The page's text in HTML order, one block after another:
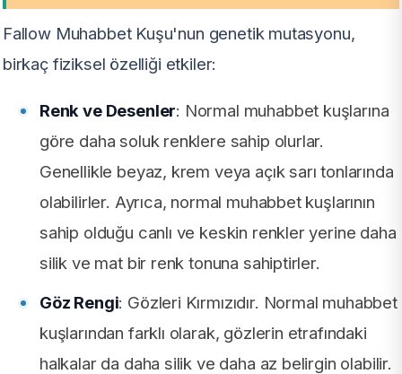
Fallow Muhabbet Kuşu'nun genetik mutasyonu,
birkaç fiziksel özelliği etkiler:
Renk ve Desenler: Normal muhabbet kuşlarına
göre daha soluk renklere sahip olurlar.
Genellikle beyaz, krem veya açık sarı tonlarında
olabilirler. Ayrıca, normal muhabbet kuşlarının
sahip olduğu canlı ve keskin renkler yerine daha
silik ve mat bir renk tonuna sahiptirler.
Göz Rengi: Gözleri Kırmızıdır. Normal muhabbet
kuşlarından farklı olarak, gözlerin etrafındaki
halkalar da daha silik ve daha az belirgin olabilir.